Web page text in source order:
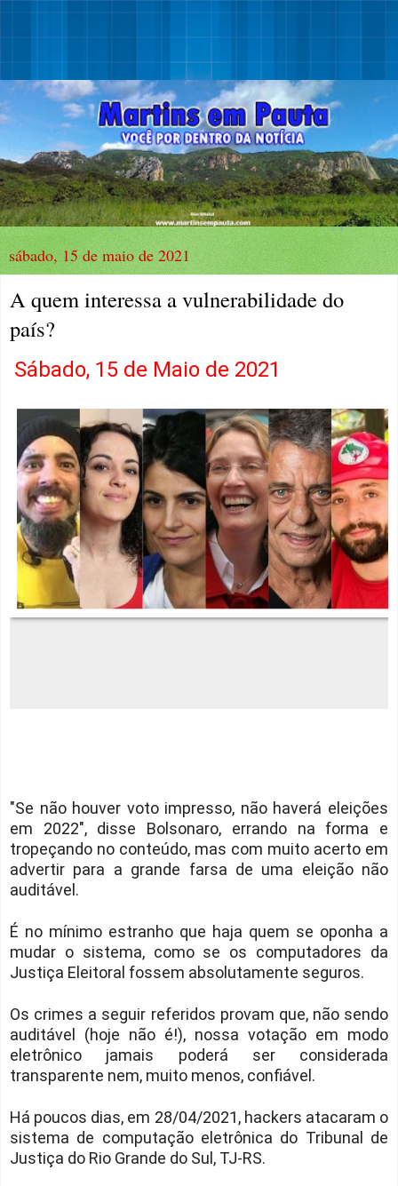
sábado, 15 de maio de 2021
A quem interessa a vulnerabilidade do
país?
Sábado, 15 de Maio de 2021
"Se não houver voto impresso, não haverá eleições
em 2022", disse Bolsonaro, errando na forma e
tropeçando no conteúdo, mas com muito acerto em
advertir para a grande farsa de uma eleição não
auditável.
É no mínimo estranho que haja quem se oponha a
mudar o sistema, como se os computadores da
Justiça Eleitoral fossem absolutamente seguros.
Os crimes a seguir referidos provam que, não sendo
auditável (hoje não é!), nossa votação em modo
eletrônico jamais poderá ser considerada
transparente nem, muito menos, confiável.
Há poucos dias, em 28/04/2021, hackers atacaram o
sistema de computação eletrônica do Tribunal de
Justiça do Rio Grande do Sul, TJ-RS.